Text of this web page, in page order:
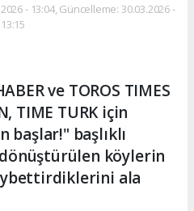
- 13:04, Güncelleme: 30.03.2026 -
13:15
ve TOROS TIMES
TIME TURK için
başlar!" başlıklı
dönüştürülen köylerin
ala